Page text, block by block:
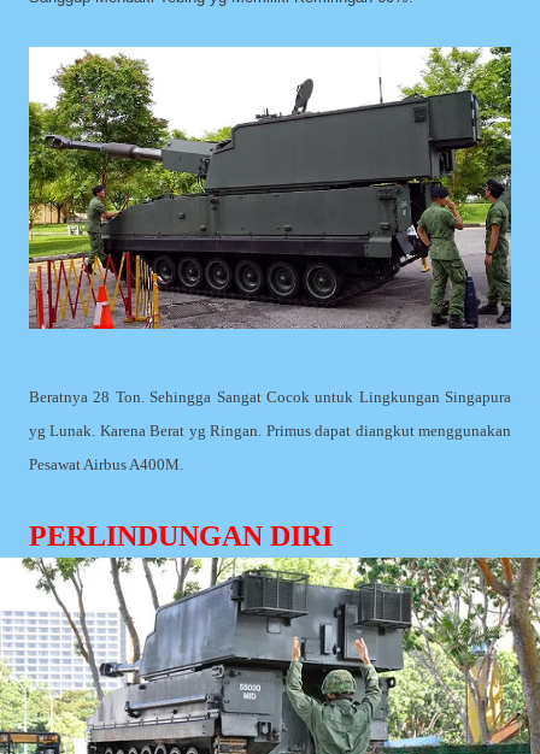
Beratnya 28 Ton. Sehingga Sangat Cocok untuk Lingkungan Singapura
yg Lunak. Karena Berat yg Ringan. Primus dapat diangkut menggunakan
Pesawat Airbus A400M.
PERLINDUNGAN DIRI